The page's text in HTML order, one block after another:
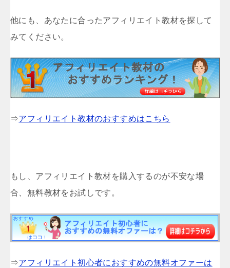
他にも、あなたに合ったアフィリエイト教材を探して
みてください。
⇒アフィリエイト教材のおすすめはこちら
もし、アフィリエイト教材を購入するのが不安な場
合、無料教材をお試しです。
⇒アフィリエイト初心者におすすめの無料オファーは